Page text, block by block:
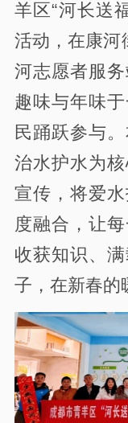
羊区“河长送
活动，在康河
河志愿者服务
趣味与年味
民踊跃参与
治水护水为
宣传，将爱
度融合，让
收获知识、
子，在新春的